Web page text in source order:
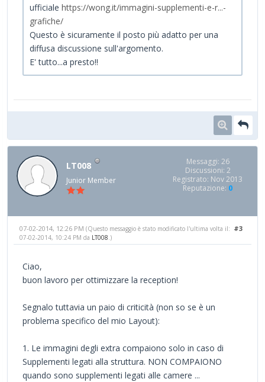
ufficiale https://wong.it/immagini-supplementi-e-r...-
grafiche/
Questo è sicuramente il posto più adatto per una
diffusa discussione sull'argomento.
E' tutto...a presto!!
LT008
Junior Member
Messaggi: 26
Discussioni: 2
Registrato: Nov 2013
Reputazione: 0
#3
07-02-2014, 12:26 PM (Questo messaggio è stato modificato l'ultima volta il:
07-02-2014, 10:24 PM da LT008.)
Ciao,
buon lavoro per ottimizzare la reception!
Segnalo tuttavia un paio di criticità (non so se è un
problema specifico del mio Layout):
1. Le immagini degli extra compaiono solo in caso di
Supplementi legati alla struttura. NON COMPAIONO
quando sono supplementi legati alle camere ...